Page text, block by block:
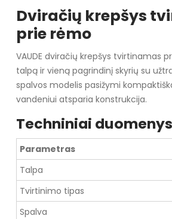
Dviračių krepšys
prie rėmo
VAUDE dviračių krepšys tvirtinamas
talpą ir vieną pagrindinį skyrių su
spalvos modelis pasižymi
vandeniui atsparia konstrukcija.
Techniniai duomenys
Parametras
Talpa
Tvirtinimo tipas
Spalva